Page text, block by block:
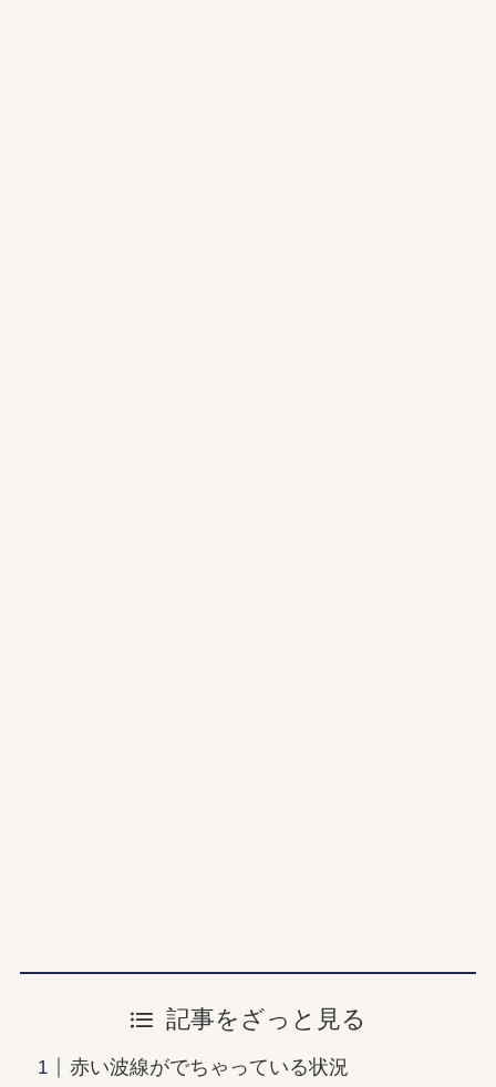
記事をざっと見る
赤い波線がでちゃっている状況